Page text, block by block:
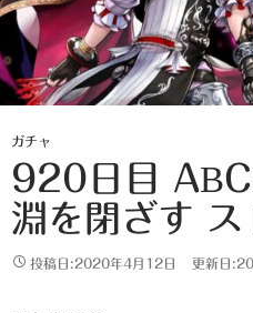
ガチャ
920日目
淵を閉ざす ス
投稿日:2020年4月12日 更新日